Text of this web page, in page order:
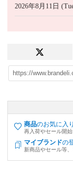
2026年8月11日
商品のお気に入
再入荷やセール開
マイブランドの
新商品やセール等